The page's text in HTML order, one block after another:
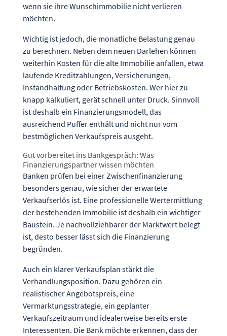
wenn sie ihre Wunschimmobilie nicht verlieren
möchten.
Wichtig ist jedoch, die monatliche Belastung genau
zu berechnen. Neben dem neuen Darlehen können
weiterhin Kosten für die alte Immobilie anfallen, etwa
laufende Kreditzahlungen, Versicherungen,
Instandhaltung oder Betriebskosten. Wer hier zu
knapp kalkuliert, gerät schnell unter Druck. Sinnvoll
ist deshalb ein Finanzierungsmodell, das
ausreichend Puffer enthält und nicht nur vom
bestmöglichen Verkaufspreis ausgeht.
Gut vorbereitet ins Bankgespräch: Was
Finanzierungspartner wissen möchten
Banken prüfen bei einer Zwischenfinanzierung
besonders genau, wie sicher der erwartete
Verkaufserlös ist. Eine professionelle Wertermittlung
der bestehenden Immobilie ist deshalb ein wichtiger
Baustein. Je nachvollziehbarer der Marktwert belegt
ist, desto besser lässt sich die Finanzierung
begründen.
Auch ein klarer Verkaufsplan stärkt die
Verhandlungsposition. Dazu gehören ein
realistischer Angebotspreis, eine
Vermarktungsstrategie, ein geplanter
Verkaufszeitraum und idealerweise bereits erste
Interessenten. Die Bank möchte erkennen, dass der